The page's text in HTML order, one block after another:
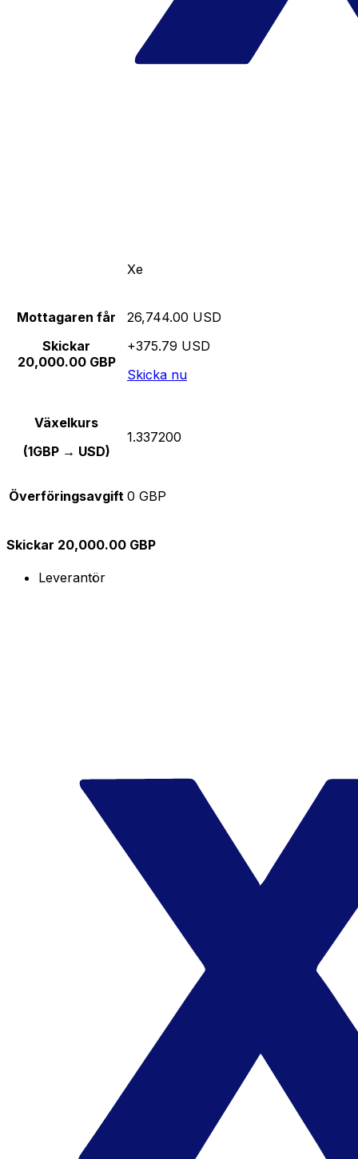
Xe
Mottagaren får
Skickar
20,000.00 GBP
26,744.00 USD
+375.79 USD
Skicka nu
Växelkurs
(1GBP → USD)
1.337200
Överföringsavgift 0 GBP
Skickar 20,000.00 GBP
Leverantör